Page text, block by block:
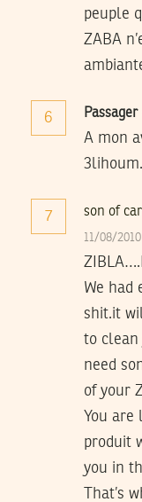
peuple
ZABA
6 Passager
A mon
3lihoum.
7 son of
11/08/2010
We had
shit.it
to clean
need
of your
You are
produit
you in
That’s